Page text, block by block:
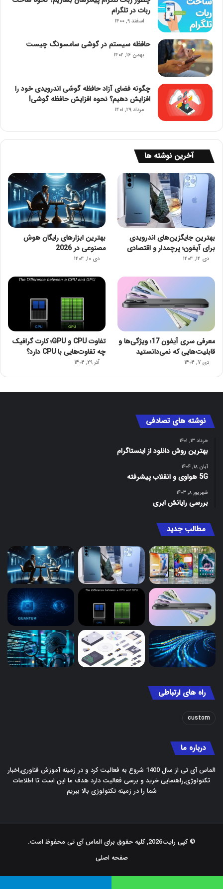
ربات در تلگرام
اسفند ۹, ۱۴۰۰
حافظه سیستم در گوشی سامسونگ چیست
بهمن ۱۶, ۱۴۰۲
چگونه فضای آزاد حافظه گوشی اندرویدی خود را
افزایش دهیم؟ نحوه افزایش حافظه گوشی!
مرداد ۲۹, ۱۴۰۱
آخرین نوشته ها
بهترین جایگزین‌های اندرویدی
برای آیفون؛ پرچمدار و اقتصادی
دی ۱۴, ۱۴۰۴
بهترین ابزارهای رایگان هوش
مصنوعی در 2026
دی ۱۰, ۱۴۰۴
معرفی سری آیفون 17؛ ویژگی‌ها و
قابلیت‌هایی که نمی‌دانستید
دی ۷, ۱۴۰۴
تفاوت CPU و GPU؛ کارت گرافیک
چه تفاوت‌هایی با CPU دارد؟
آذر ۲۹, ۱۴۰۴
نوشته های تصادفی
خرداد ۱۳, ۱۴۰۱
بهترین روش دانلود از اینستاگرام
آبان ۱۸, ۱۴۰۴
5G هواوی و انقلاب پیشرفته
شهریور ۸, ۱۴۰۳
بررسی رایانش ابری
مطالب جدید
راه های ارتباطی
custom
درباره ما
الماس آی تی از سال 1400 شروع به فعالیت کرد و در زمینه آموزش فناوری,اخبار
تکنولوژی,راهنمایی خرید و برسی فعالیت دارد هدف ما این است تا اطلاعات
شما را در زمینه تکنولوژی بالا ببریم
© کپی رایت2026, کلیه حقوق برای الماس آی تی محفوظ است.
صفحه اصلی